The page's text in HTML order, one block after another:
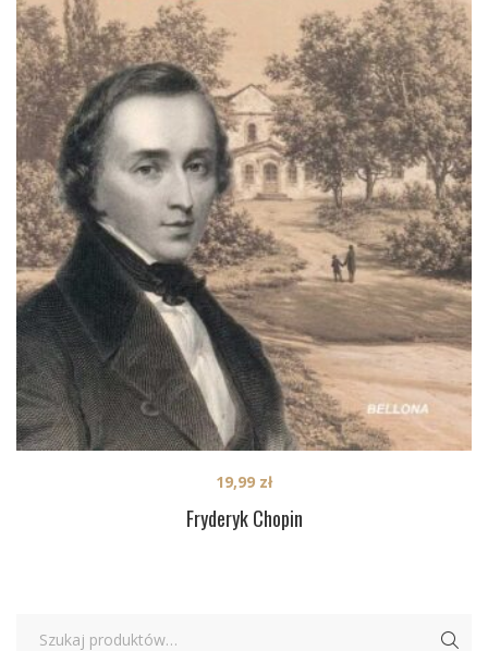
Fryderyk Chopin
19,99 zł